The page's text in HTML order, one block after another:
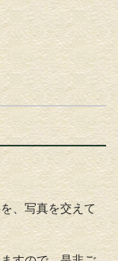
、写真を交えて